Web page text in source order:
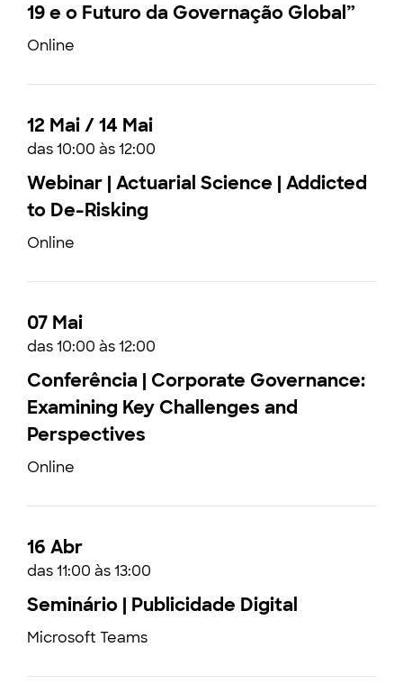
19 e o Futuro da Governação Global”
Online
12 Mai / 14 Mai
das 10:00 às 12:00
Webinar | Actuarial Science | Addicted
to De-Risking
Online
07 Mai
das 10:00 às 12:00
Conferência | Corporate Governance:
Examining Key Challenges and
Perspectives
Online
16 Abr
das 11:00 às 13:00
Seminário | Publicidade Digital
Microsoft Teams